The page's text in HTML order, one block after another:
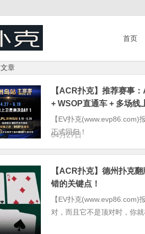
首页
文章
【ACR扑克】推荐赛事
+ WSOP直通车 + 多场线
【EV扑克
正式回归！
04月27日
【ACR扑克】德州扑克
错的关键点！
【EV扑克
对，而且它不是顶对时，你